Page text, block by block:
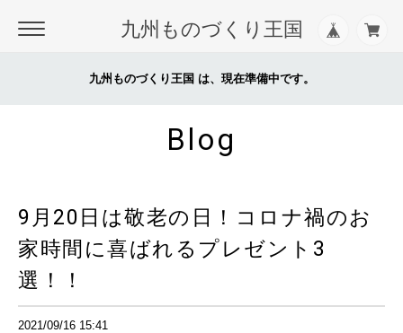
九州ものづくり王国
九州ものづくり王国 は、現在準備中です。
Blog
9月20日は敬老の日！コロナ禍のお
家時間に喜ばれるプレゼント3
選！！
2021/09/16 15:41